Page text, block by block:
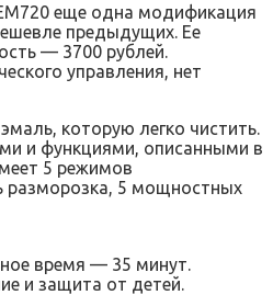
еще одна модификация
предыдущих. Ее
— 3700 рублей.
управления, нет
которую легко чистить.
и функциями, описанными в
5 режимов
разморозка, 5 мощностных
время — 35 минут.
и защита от детей.